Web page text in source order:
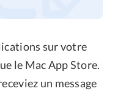
sur votre
le Mac App Store.
un message